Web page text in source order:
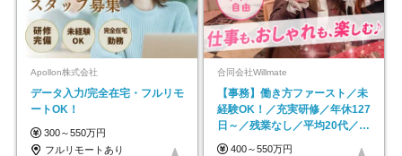
Apollon株式会社
データ入力/完全在宅・フルリモ
ートOK！
300～550万円
フルリモートあり
合同会社Willmate
【事務】働き方ファースト／未
経験OK！／充実研修／年休127
日～／残業なし／平均20代／リ
モートOK
400～550万円